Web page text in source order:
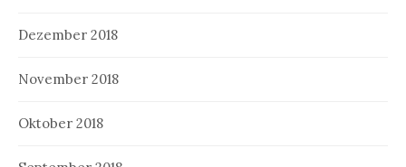
Dezember 2018
November 2018
Oktober 2018